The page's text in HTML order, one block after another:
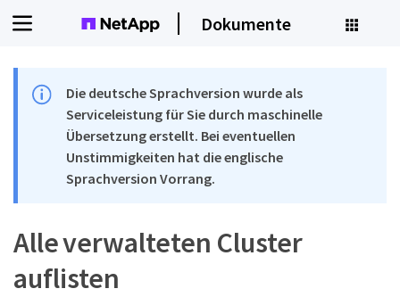
Dokumente
Die deutsche Sprachversion wurde als
Serviceleistung für Sie durch maschinelle
Übersetzung erstellt. Bei eventuellen
Unstimmigkeiten hat die englische
Sprachversion Vorrang.
Alle verwalteten Cluster
auflisten